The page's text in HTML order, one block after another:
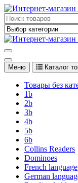
Перейти
к
содержимому
Edupress Uzbekistan,
английском языке
английском языке
Меню Каталог
Товары без
1b
2b
3b
4b
5b
6b
Collins Readers
Dominoes
French language
German